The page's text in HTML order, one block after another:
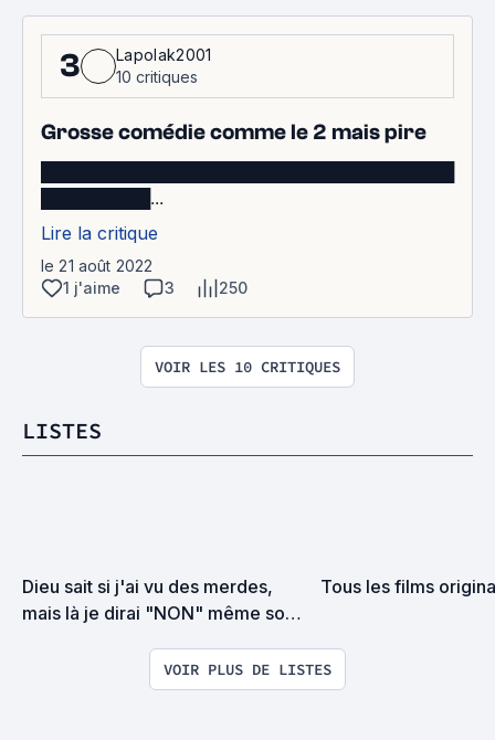
3
Lapolak2001
10 critiques
Grosse comédie comme le 2 mais pire
█████████...
Lire la critique
le 21 août 2022
1 j'aime
3 250
VOIR LES 10 CRITIQUES
LISTES
Dieu sait si j'ai vu des merdes,
mais là je dirai "NON" même sous
Tous les films
VOIR PLUS DE LISTES